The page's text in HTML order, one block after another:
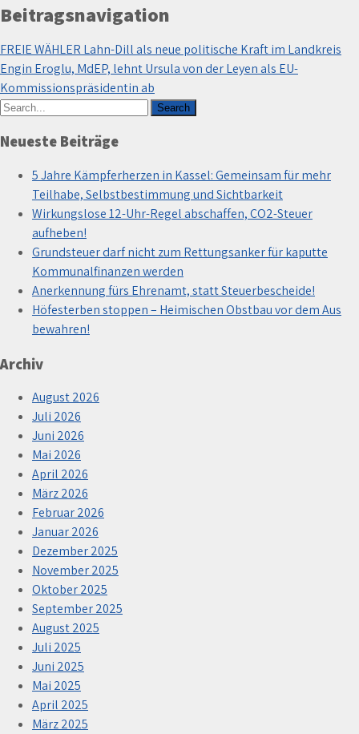
Beitragsnavigation
FREIE WÄHLER Lahn-Dill als neue politische Kraft im Landkreis
Engin Eroglu, MdEP, lehnt Ursula von der Leyen als EU-
Kommissionspräsidentin ab
Neueste Beiträge
5 Jahre Kämpferherzen in Kassel: Gemeinsam für mehr
Teilhabe, Selbstbestimmung und Sichtbarkeit
Wirkungslose 12-Uhr-Regel abschaffen, CO2-Steuer
aufheben!
Grundsteuer darf nicht zum Rettungsanker für kaputte
Kommunalfinanzen werden
Anerkennung fürs Ehrenamt, statt Steuerbescheide!
Höfesterben stoppen – Heimischen Obstbau vor dem Aus
bewahren!
Archiv
August 2026
Juli 2026
Juni 2026
Mai 2026
April 2026
März 2026
Februar 2026
Januar 2026
Dezember 2025
November 2025
Oktober 2025
September 2025
August 2025
Juli 2025
Juni 2025
Mai 2025
April 2025
März 2025